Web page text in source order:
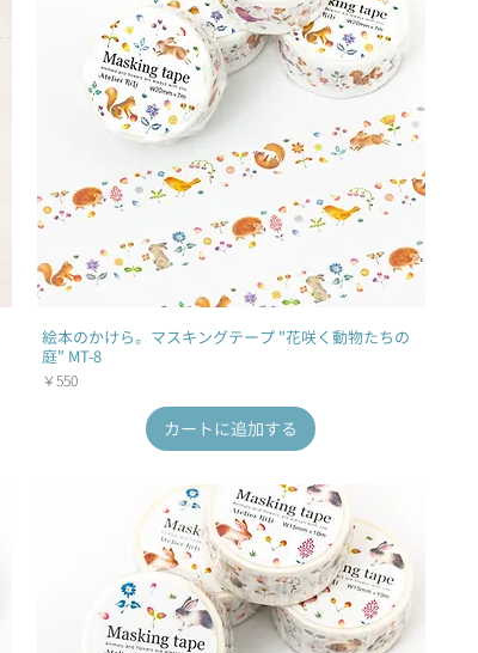
絵本のかけら。マスキングテープ "花咲く動物たちの
庭" MT-8
価格
￥550
カートに追加する